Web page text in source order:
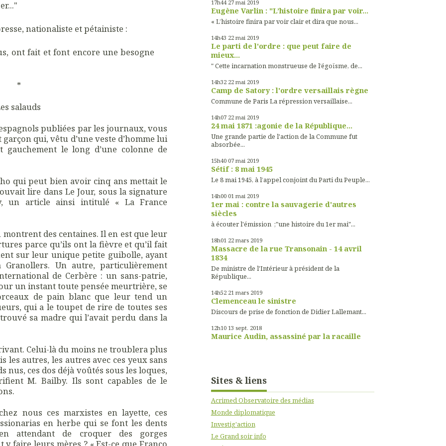
nationaliste et pétainiste :
ont fait et font encore une besogne
*
salauds
publiées par les journaux, vous
qui, vêtu d’une veste d’homme lui
le long d’une colonne de
qui peut bien avoir cinq ans mettait le
lire dans Le Jour, sous la signature
un article ainsi intitulé « La France
des centaines. Il en est que leur
parce qu’ils ont la fièvre et qu’il fait
sur leur unique petite guibolle, ayant
Un autre, particulièrement
de Cerbère : un sans-patrie,
un instant toute pensée meurtrière, se
de pain blanc que leur tend un
qui a le toupet de rire de toutes ses
sa madre qui l’avait perdu dans la
Celui-là du moins ne troublera plus
les autres, les autres avec ces yeux sans
nus, ces dos déjà voûtés sous les loques,
M. Bailby. Ils sont capables de le
nous ces marxistes en layette, ces
en herbe qui se font les dents
attendant de croquer des gorges
17h44 27 mai 2019
Eugène Varlin : "L’histoire finira par voir...
« L’histoire finira par voir clair et dira que nous...
14h43 22 mai 2019
Le parti de l'ordre : que peut faire de
mieux...
" Cette incarnation monstrueuse de l’égoïsme, de...
14h32 22 mai 2019
Camp de Satory : l'ordre versaillais règne
Commune de Paris La répression versaillaise...
14h07 22 mai 2019
24 mai 1871 :agonie de la République...
Une grande partie de l'action de la Commune fut
absorbée...
15h40 07 mai 2019
Sétif : 8 mai 1945
Le 8 mai 1945, à l’appel conjoint du Parti du Peuple...
14h00 01 mai 2019
1er mai : contre la sauvagerie d'autres
siècles
à écouter l'émission ;"une histoire du 1er mai"...
18h01 22 mars 2019
Massacre de la rue Transonain - 14 avril
1834
De ministre de l'Intérieur à président de la
République...
14h52 21 mars 2019
Clemenceau le sinistre
Discours de prise de fonction de Didier Lallemant...
12h10 13 sept. 2018
Maurice Audin, assassiné par la racaille
Sites & liens
Acrimed Observatoire des médias
Monde diplomatique
Investig'action
Le Grand soir info